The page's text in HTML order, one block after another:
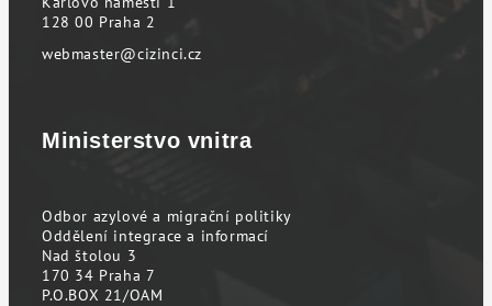
128 00 Praha 2
webmaster@cizinci.cz
Ministerstvo vnitra
Odbor azylové a migrační politiky
Oddělení integrace a informací
Nad štolou 3
170 34 Praha 7
P.O.BOX 21/OAM